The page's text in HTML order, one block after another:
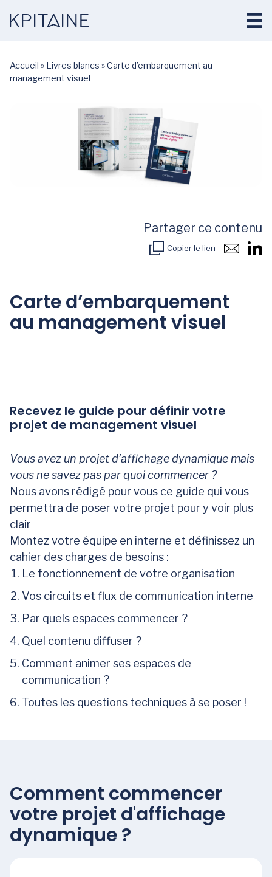
Accueil » Livres blancs »Carte d’embarquement au
management visuel
Partager ce contenu
Copier le lien
Carte d’embarquement
au management visuel
Recevez le guide pour définir votre
projet de management visuel
Vous avez un projet d’affichage dynamique mais
vous ne savez pas par quoi commencer ?
Nous avons rédigé pour vous ce guide qui vous
permettra de poser votre projet pour y voir plus
clair
Montez votre équipe en interne et définissez un
cahier des charges de besoins :
Le fonctionnement de votre organisation
Vos circuits et flux de communication interne
Par quels espaces commencer ?
Quel contenu diffuser ?
Comment animer ses espaces de
communication ?
Toutes les questions techniques à se poser !
Comment commencer
votre projet d'affichage
dynamique ?